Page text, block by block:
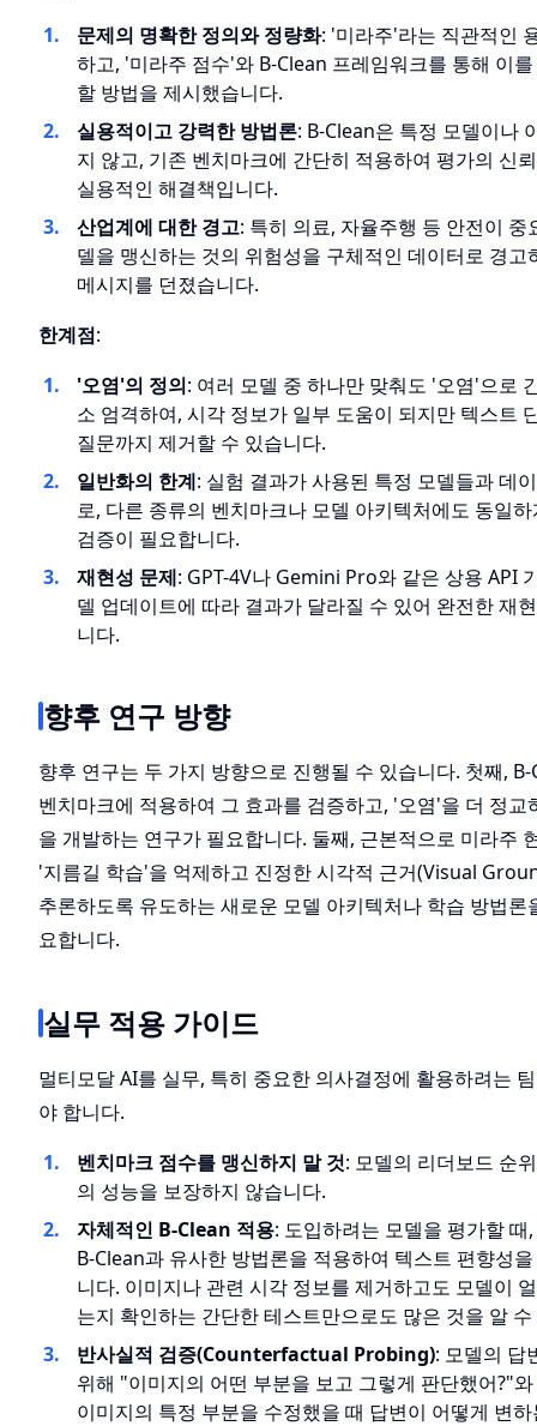
문제의 명확한 정의와 정량화: '미라주'라는 직관적인
하고, '미라주 점수'와 B-Clean 프레임워크를 통해 이
할 방법을 제시했습니다.
실용적이고 강력한 방법론: B-Clean은 특정 모델이나
지 않고, 기존 벤치마크에 간단히 적용하여 평가의 신
실용적인 해결책입니다.
산업계에 대한 경고: 특히 의료, 자율주행 등 안전이 중
델을 맹신하는 것의 위험성을 구체적인 데이터로 경고
메시지를 던졌습니다.
한계점:
'오염'의 정의: 여러 모델 중 하나만 맞춰도 '오염'으로
소 엄격하여, 시각 정보가 일부 도움이 되지만 텍스트
질문까지 제거할 수 있습니다.
일반화의 한계: 실험 결과가 사용된 특정 모델들과 데
로, 다른 종류의 벤치마크나 모델 아키텍처에도 동일
검증이 필요합니다.
재현성 문제: GPT-4V나 Gemini Pro와 같은 상용 API
델 업데이트에 따라 결과가 달라질 수 있어 완전한 재
니다.
향후 연구 방향
향후 연구는 두 가지 방향으로 진행될 수 있습니다. 첫째,
벤치마크에 적용하여 그 효과를 검증하고, '오염'을 더 정교
을 개발하는 연구가 필요합니다. 둘째, 근본적으로 미라주
'지름길 학습'을 억제하고 진정한 시각적 근거(Visual
추론하도록 유도하는 새로운 모델 아키텍처나 학습 방법론
요합니다.
실무 적용 가이드
멀티모달 AI를 실무, 특히 중요한 의사결정에 활용하려는
야 합니다.
벤치마크 점수를 맹신하지 말 것: 모델의 리더보드 순
의 성능을 보장하지 않습니다.
자체적인 B-Clean 적용: 도입하려는 모델을 평가할 때
B-Clean과 유사한 방법론을 적용하여 텍스트 편향성
니다. 이미지나 관련 시각 정보를 제거하고도 모델이
는지 확인하는 간단한 테스트만으로도 많은 것을 알
반사실적 검증(Counterfactual Probing): 모델의 답
위해 "이미지의 어떤 부분을 보고 그렇게 판단했어?"
이미지의 특정 부분을 수정했을 때 답변이 어떻게 변